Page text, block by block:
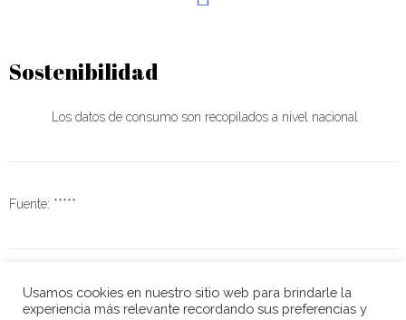
Sostenibilidad
Los datos de consumo son recopilados a nivel nacional
Fuente: *****
Usamos cookies en nuestro sitio web para brindarle la
experiencia más relevante recordando sus preferencias y